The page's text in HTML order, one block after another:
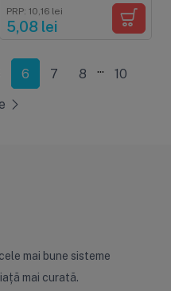
PRP: 10,16 lei
5,08 lei
6 7 8 ...
10
mai bune sisteme
mai curată.